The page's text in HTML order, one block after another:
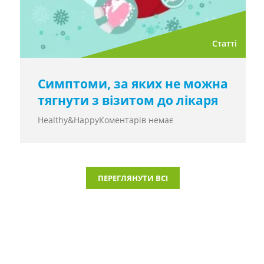
Статті
Симптоми, за яких не можна
тягнути з візитом до лікаря
Healthy&HappyКоментарів немає
ПЕРЕГЛЯНУТИ ВСІ